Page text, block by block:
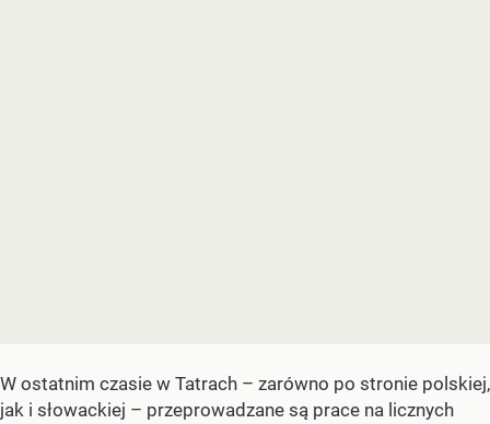
W ostatnim czasie w Tatrach – zarówno po stronie polskiej,
jak i słowackiej – przeprowadzane są prace na licznych